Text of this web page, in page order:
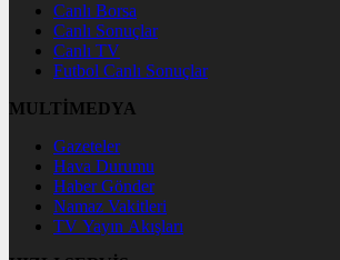
Canlı Borsa
Canlı Sonuçlar
Canlı TV
Futbol Canlı Sonuçlar
MULTİMEDYA
Gazeteler
Hava Durumu
Haber Gönder
Namaz Vakitleri
TV Yayın Akışları